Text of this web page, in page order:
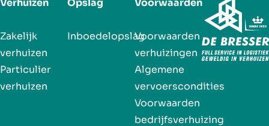
Verhuizen
Zakelijk
verhuizen
Particulier
verhuizen
Opslag
Inboedelopslag
Voorwaarden
Voorwaarden
verhuizingen
Algemene
vervoerscondities
Voorwaarden
bedrijfsverhuizing